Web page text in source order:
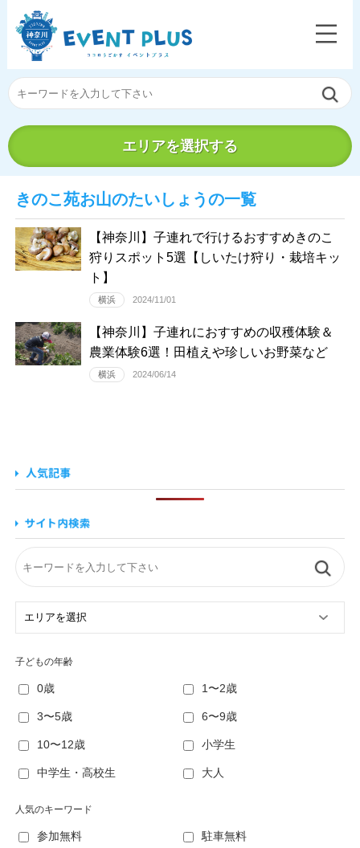
エリアを選択する
きのこ苑お山のたいしょうの一覧
【神奈川】子連れで行けるおすすめきのこ
狩りスポット5選【しいたけ狩り・栽培キッ
ト】
横浜 2024/11/01
【神奈川】子連れにおすすめの収穫体験＆
農業体験6選！田植えや珍しいお野菜など
横浜 2024/06/14
子どもの年齢
0歳 1〜2歳
3〜5歳 6〜9歳
10〜12歳 小学生
中学生・高校生 大人
人気のキーワード
参加無料 駐車無料